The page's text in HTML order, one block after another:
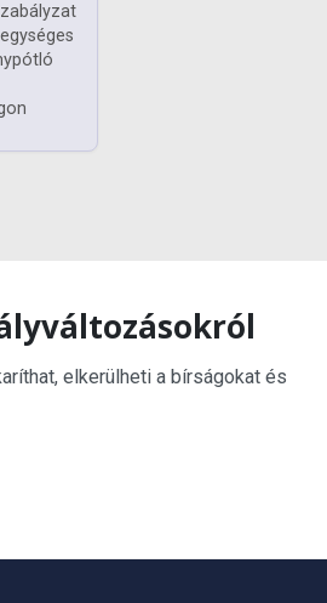
elkerülheti a bírságokat és